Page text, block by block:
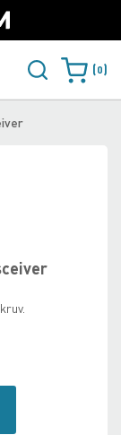
Varukorgen
0